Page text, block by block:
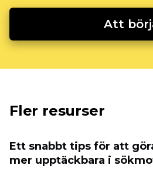
Att
Fler resurser
Ett snabbt tips för att
mer upptäckbara i